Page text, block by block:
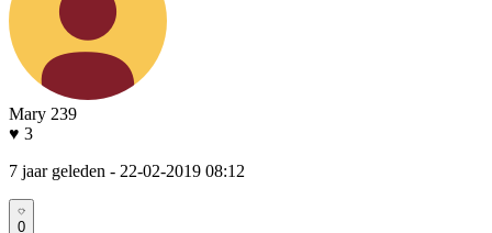
Mary 239
♥ 3
7 jaar geleden - 22-02-2019 08:12
0